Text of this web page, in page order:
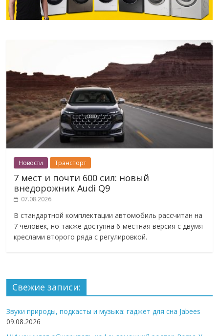
Новости Транспорт
7 мест и почти 600 сил: новый
внедорожник Audi Q9
07.08.2026
В стандартной комплектации автомобиль рассчитан на
7 человек, но также доступна 6-местная версия с двумя
креслами второго ряда с регулировкой.
Свежие записи:
Звуки природы, подкасты и музыка: гаджет для сна Jabees
09.08.2026